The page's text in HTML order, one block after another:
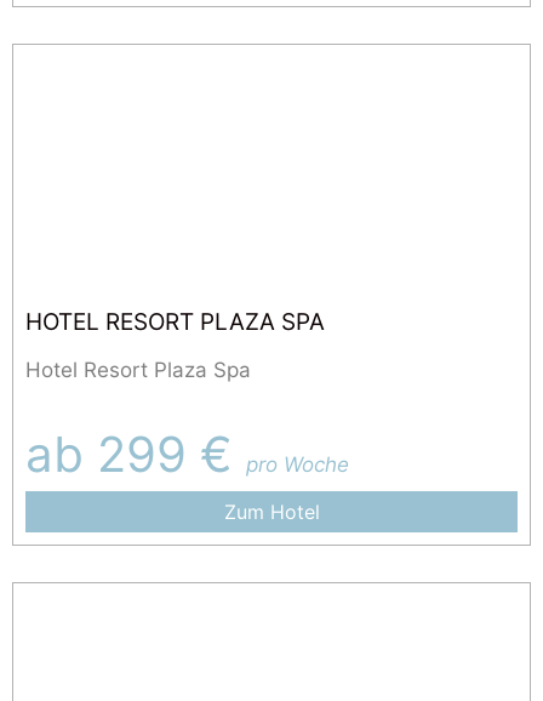
HOTEL RESORT PLAZA SPA
Hotel Resort Plaza Spa
ab 299 €
pro Woche
Zum Hotel